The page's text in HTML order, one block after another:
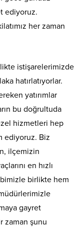
ediyoruz.
her zaman
istişarelerimizde
hatırlatıyorlar.
yatırımlar
bu doğrultuda
hizmetleri hep
ediyoruz. Biz
ilçemizin
en hızlı
birlikte hem
gayret
zaman şunu